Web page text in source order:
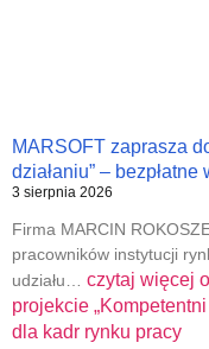
MARSOFT zaprasza
działaniu” –
3 sierpnia 2026
Firma MARCIN
pracowników instytucji
udziału… czytaj więcej o
projekcie
dla kadr rynku pracy